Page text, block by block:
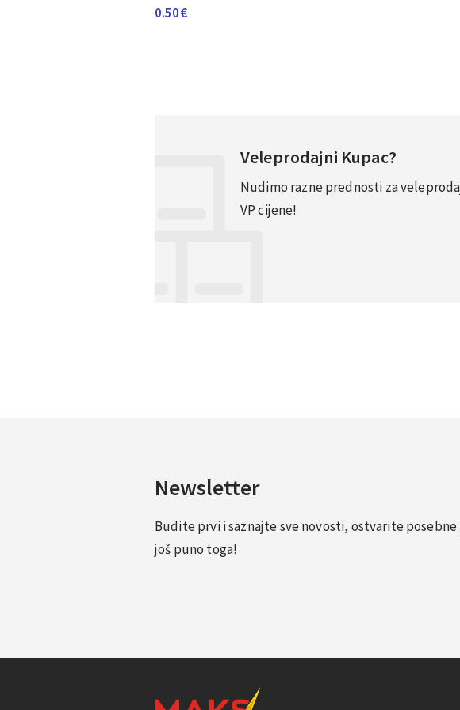
0.50€
Veleprodajni Kupac?
Nudimo razne prednosti za
VP cijene!
Newsletter
Budite prvi i saznajte sve novosti, ostvarite
još puno toga!